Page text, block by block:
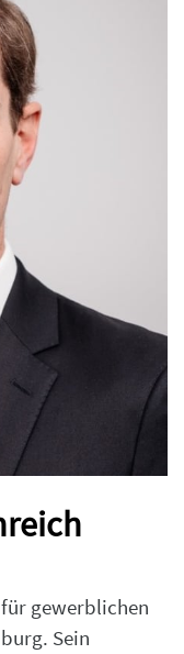
gewerblichen
Sein